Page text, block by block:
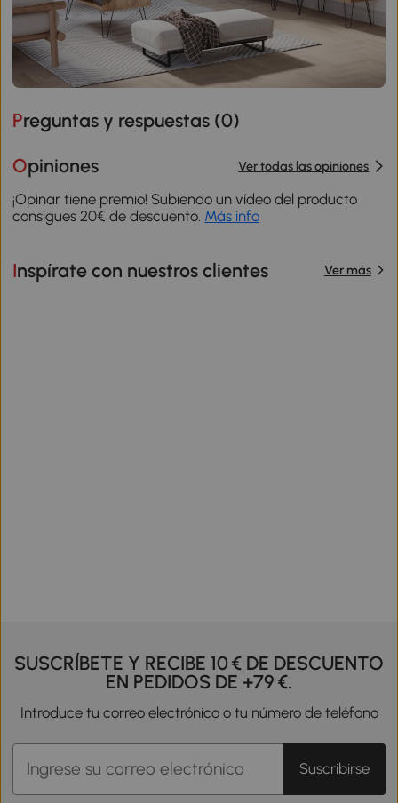
Preguntas y respuestas (0)
Opiniones Ver todas las opiniones
¡Opinar tiene premio! Subiendo un vídeo del producto
consigues 20€ de descuento. Más info
Inspírate con nuestros clientes Ver más
SUSCRÍBETE Y RECIBE 10 € DE DESCUENTO
EN PEDIDOS DE +79 €.
Introduce tu correo electrónico o tu número de teléfono
Suscribirse